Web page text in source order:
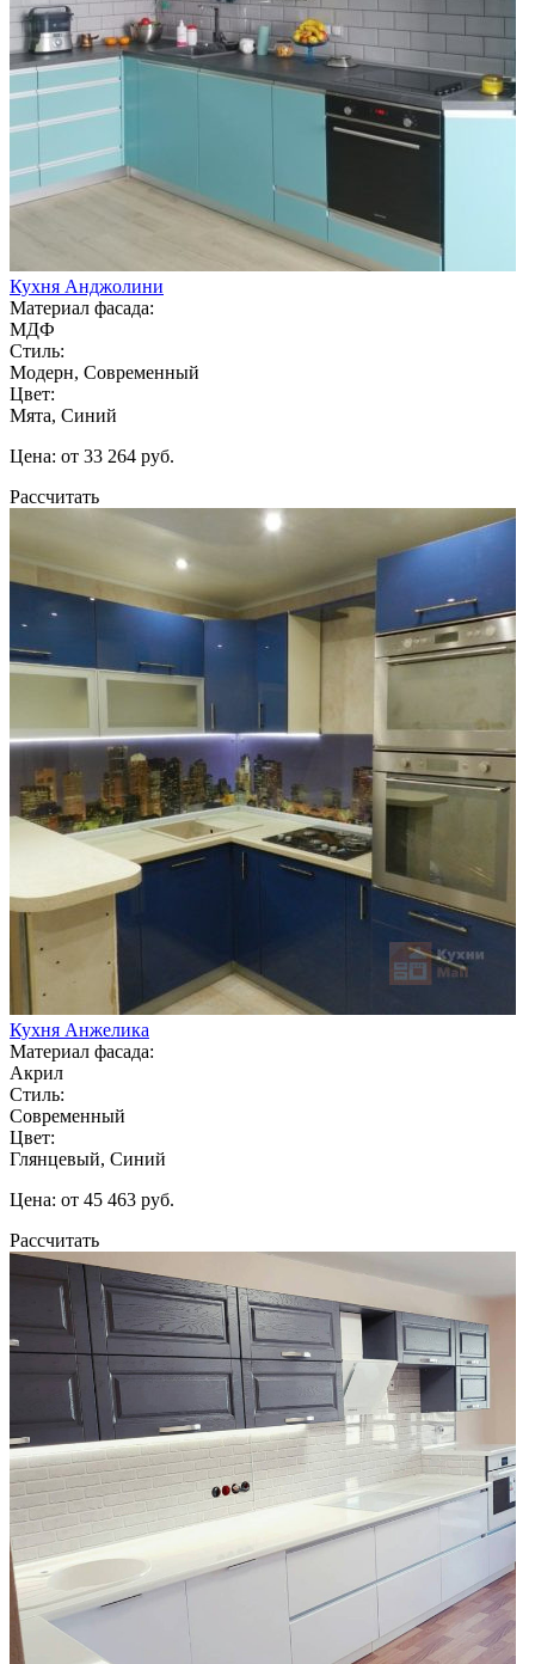
Кухня Анджолини
Материал фасада:
МДФ
Стиль:
Модерн, Современный
Цвет:
Мята, Синий
Цена: от 33 264 руб.
Рассчитать
Кухня Анжелика
Материал фасада:
Акрил
Стиль:
Современный
Цвет:
Глянцевый, Синий
Цена: от 45 463 руб.
Рассчитать